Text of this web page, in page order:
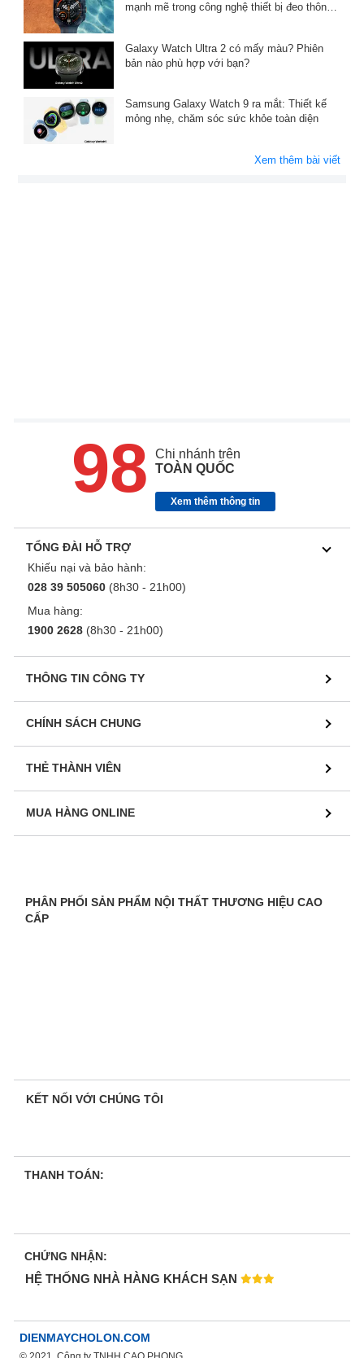
mạnh mẽ trong công nghệ thiết bị đeo thông
Galaxy Watch Ultra 2 có mấy màu? Phiên
bản nào phù hợp với bạn?
Samsung Galaxy Watch 9 ra mắt: Thiết kế
mỏng nhẹ, chăm sóc sức khỏe toàn diện
Xem thêm bài viết
98
Chi nhánh trên
TOÀN QUỐC
Xem thêm thông tin
TỔNG ĐÀI HỖ TRỢ
Khiếu nại và bảo hành:
028 39 505060 (8h30 - 21h00)
Mua hàng:
1900 2628 (8h30 - 21h00)
THÔNG TIN CÔNG TY
CHÍNH SÁCH CHUNG
THẺ THÀNH VIÊN
MUA HÀNG ONLINE
PHÂN PHỐI SẢN PHẨM NỘI THẤT THƯƠNG HIỆU CAO
CẤP
HỆ THỐNG NHÀ HÀNG KHÁCH SẠN
KẾT NỐI VỚI CHÚNG TÔI
THANH TOÁN:
CHỨNG NHẬN:
DIENMAYCHOLON.COM